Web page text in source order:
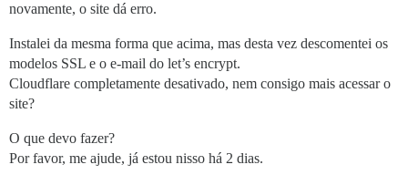
novamente, o site dá erro.
Instalei da mesma forma que acima, mas desta vez descomentei os
modelos SSL e o e-mail do let’s encrypt.
Cloudflare completamente desativado, nem consigo mais acessar o
site?
O que devo fazer?
Por favor, me ajude, já estou nisso há 2 dias.